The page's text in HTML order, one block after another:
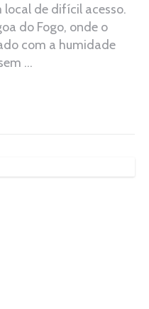
de difícil acesso.
do Fogo, onde o
com a humidade
…